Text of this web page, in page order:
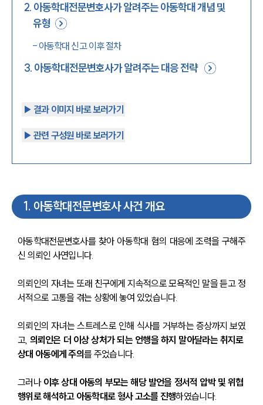
2. 아동학대전문변호사가 알려주는 아동학대 개념 및
유형
- 아동학대 신고 이후 절차
3. 아동학대전문변호사가 알려주는 대응 전략
▶︎ 결과 이미지 바로 보러가기
▶︎ 관련 구성원 바로 보러가기
1 . 아동학대전문변호사 사건 개요
아동학대전문변호사를 찾아 아동학대 혐의 대응에 조력을 구해주
신 의뢰인 사연입니다.
의뢰인의 자녀는 또래 친구에게 지속적으로 모욕적인 말을 듣고 정
서적으로 고통을 겪는 상황에 놓여 있었습니다.
의뢰인의 자녀는 스트레스로 인해 식사를 거부하는 증상까지 보였
고, 의뢰인은 더 이상 상처가 되는 언행을 하지 말아달라는 취지로
상대 아동에게 주의를 주었습니다.
그러나 이후 상대 아동의 부모는 해당 발언을 정서적 압박 및 위협
행위로 해석하고 아동학대로 형사 고소를 진행하였습니다.